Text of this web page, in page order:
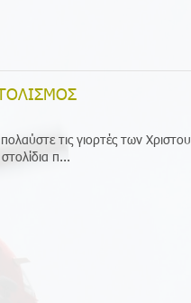
τις γιορτές των
π...